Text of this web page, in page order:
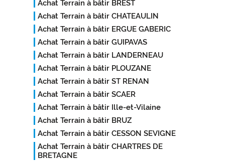
Achat Terrain à bâtir BREST
Achat Terrain à bâtir CHATEAULIN
Achat Terrain à bâtir ERGUE GABERIC
Achat Terrain à bâtir GUIPAVAS
Achat Terrain à bâtir LANDERNEAU
Achat Terrain à bâtir PLOUZANE
Achat Terrain à bâtir ST RENAN
Achat Terrain à bâtir SCAER
Achat Terrain à bâtir Ille-et-Vilaine
Achat Terrain à bâtir BRUZ
Achat Terrain à bâtir CESSON SEVIGNE
Achat Terrain à bâtir CHARTRES DE
BRETAGNE